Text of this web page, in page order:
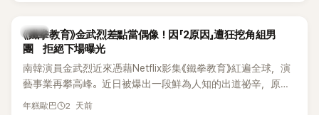
員身分出道，該團在 2000 年代初期紅極一時，由李智惠、徐
智英兩位女成員，以及張錫炫、Chris Kim 兩位男成員組成。不
過後來爆出長達四年的團內霸凌風波，甚至傳出徐智英母親對
李智惠言語辱罵、動手等爭議，最終團體於 2002 年解散。 團
體解散後，李智惠轉型 solo，靠著綜藝與歌唱實力持續活躍演
藝圈。據悉，她當年能加入 S#arp，也與 李尚敏 的賞識有關。
韓星
《鐵拳教育》金武烈差點當偶像！因「2原因」遭狂挖角組男
團 拒絕下場曝光
南韓演員金武烈近來憑藉Netflix影集《鐵拳教育》紅遍全球，演
藝事業再攀高峰。近日被爆出一段鮮為人知的出道祕辛，原來
他當年差點不是以演員身分出道，而是成為男團偶像的一員。
年糕歐巴 2 天前